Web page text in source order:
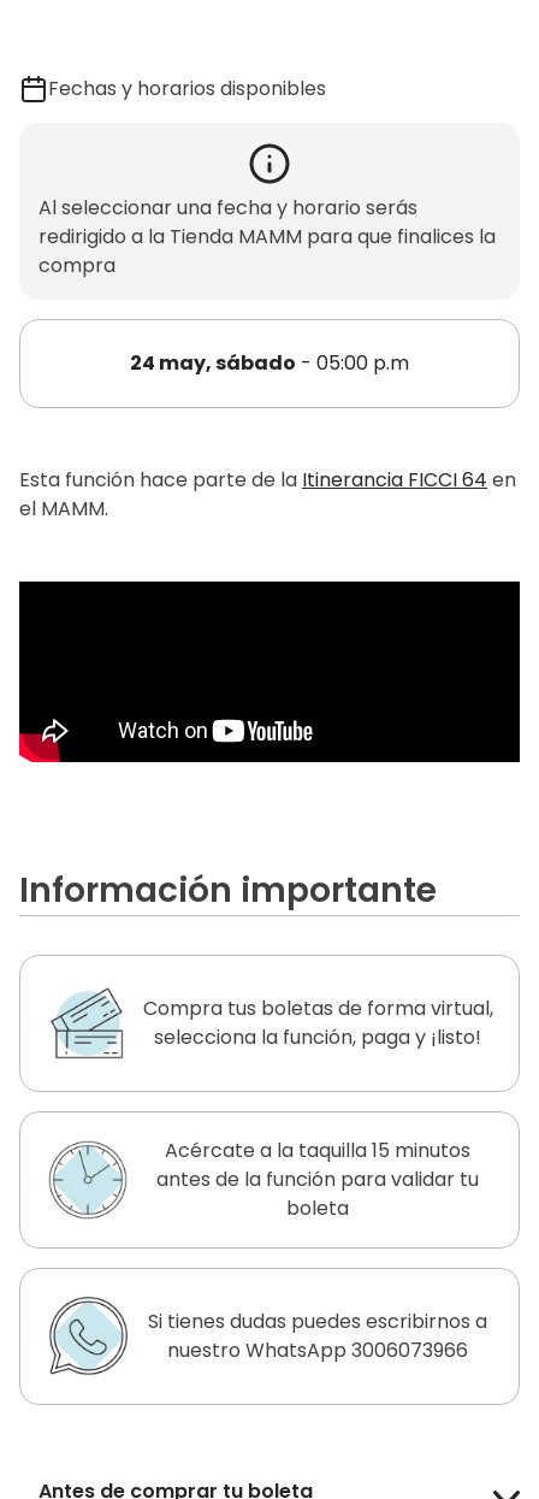
Fechas y horarios disponibles
Al seleccionar una fecha y horario serás
redirigido a la Tienda MAMM para que finalices la
compra
24 may, sábado - 05:00 p.m
Esta función hace parte de la Itinerancia FICCI 64 en
el MAMM.
Información importante
Compra tus boletas de forma virtual,
selecciona la función, paga y ¡listo!
Acércate a la taquilla 15 minutos
antes de la función para validar tu
boleta
Si tienes dudas puedes escribirnos a
nuestro WhatsApp 3006073966
Antes de comprar tu boleta